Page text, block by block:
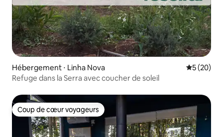
Hébergement ⋅ Linha Nova
5 (20)
Refuge dans la Serra avec coucher de soleil
Coup de cœur voyageurs
Coup de cœur voyageurs